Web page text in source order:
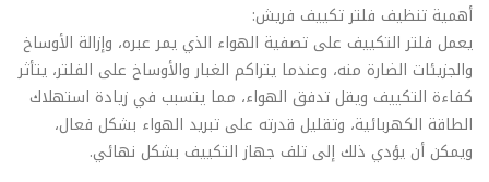
أهمية تنظيف فلتر تكييف فريش:
يعمل فلتر التكييف على تصفية الهواء الذي يمر عبره، وإزالة الأوساخ
والجزيئات الضارة منه، وعندما يتراكم الغبار والأوساخ على الفلتر، يتأثر
كفاءة التكييف ويقل تدفق الهواء، مما يتسبب في زيادة استهلاك
الطاقة الكهربائية، وتقليل قدرته على تبريد الهواء بشكل فعال،
ويمكن أن يؤدي ذلك إلى تلف جهاز التكييف بشكل نهائي.